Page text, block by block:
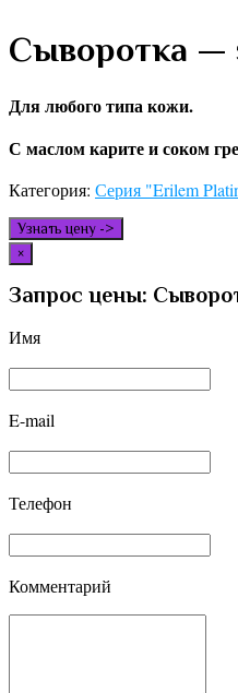
Сыворотка —
Для любого типа кожи.
С маслом карите и соком
Категория: Серия "Erilem
Узнать цену ->
×
Запрос цены:
Имя
E-mail
Телефон
Комментарий